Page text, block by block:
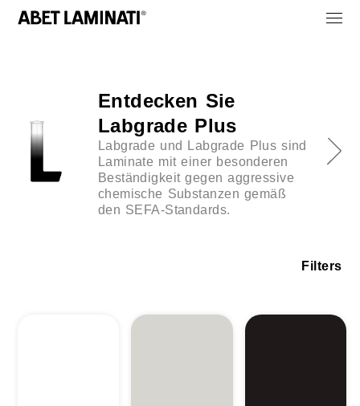
Entdecken Sie
Labgrade Plus
Labgrade und Labgrade Plus sind
Laminate mit einer besonderen
Beständigkeit gegen aggressive
chemische Substanzen gemäß
den SEFA-Standards.
Filters